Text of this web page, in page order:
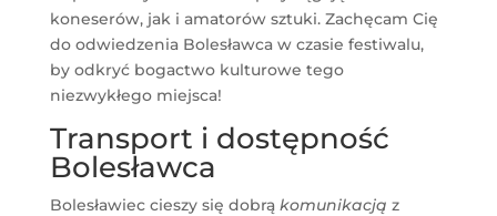
koneserów, jak i amatorów sztuki. Zachęcam Cię
do odwiedzenia Bolesławca w czasie festiwalu,
by odkryć bogactwo kulturowe tego
niezwykłego miejsca!
Transport i dostępność
Bolesławca
Bolesławiec cieszy się dobrą komunikacją z